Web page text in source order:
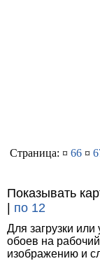
Страница: ¤ 66¤
Показывать
| по 12
Для загрузки или
обоев на
изображению и